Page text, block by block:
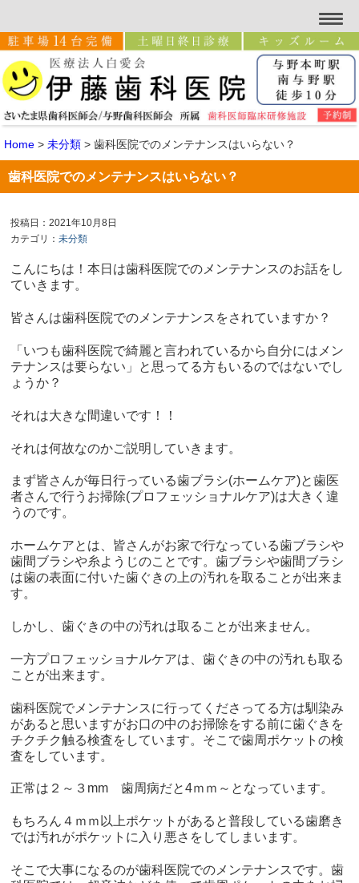
Home > 未分類 > 歯科医院でのメンテナンスはいらない？
歯科医院でのメンテナンスはいらない？
投稿日：2021年10月8日
カテゴリ：未分類
こんにちは！本日は歯科医院でのメンテナンスのお話をし
ていきます。
皆さんは歯科医院でのメンテナンスをされていますか？
「いつも歯科医院で綺麗と言われているから自分にはメン
テナンスは要らない」と思ってる方もいるのではないでし
ょうか？
それは大きな間違いです！！
それは何故なのかご説明していきます。
まず皆さんが毎日行っている歯ブラシ(ホームケア)と歯医
者さんで行うお掃除(プロフェッショナルケア)は大きく違
うのです。
ホームケアとは、皆さんがお家で行なっている歯ブラシや
歯間ブラシや糸ようじのことです。歯ブラシや歯間ブラシ
は歯の表面に付いた歯ぐきの上の汚れを取ることが出来ま
す。
しかし、歯ぐきの中の汚れは取ることが出来ません。
一方プロフェッショナルケアは、歯ぐきの中の汚れも取る
ことが出来ます。
歯科医院でメンテナンスに行ってくださってる方は馴染み
があると思いますがお口の中のお掃除をする前に歯ぐきを
チクチク触る検査をしています。そこで歯周ポケットの検
査をしています。
正常は２～３mm 歯周病だと4ｍｍ～となっています。
もちろん４ｍｍ以上ポケットがあると普段している歯磨き
では汚れがポケットに入り悪さをしてしまいます。
そこで大事になるのが歯科医院でのメンテナンスです。歯